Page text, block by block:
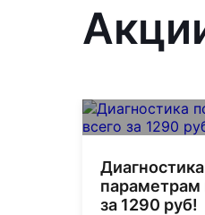
параметрам
за 1290 руб!